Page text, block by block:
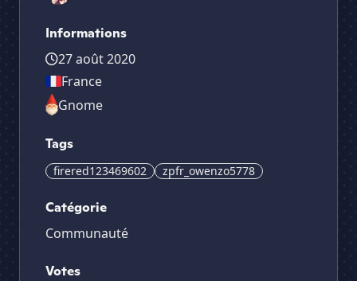
Informations
27 août 2020
France
Gnome
Tags
firered123469602 zpfr_owenzo5778
Catégorie
Communauté
Votes